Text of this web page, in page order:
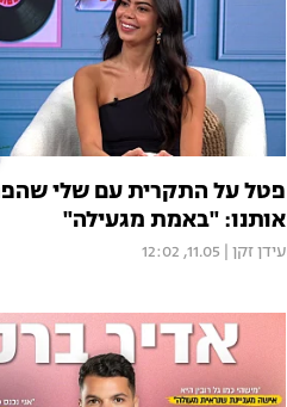
פטל על התקרית עם שלי
אותנו: "באמת מגעילה"
עידן זקן 11.05, 12:02